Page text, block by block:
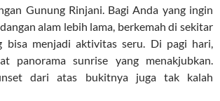
Gunung Rinjani. Bagi Anda yang ingin
alam lebih lama, berkemah di sekitar
bisa menjadi aktivitas seru. Di pagi hari,
panorama sunrise yang menakjubkan.
dari atas bukitnya juga tak kalah